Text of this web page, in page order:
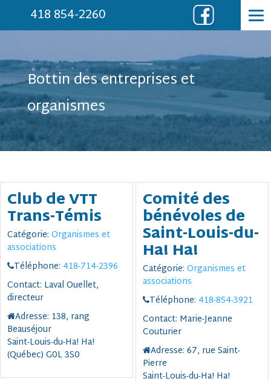
418 854-2260
Bottin des entreprises et
organismes
Club de VTT
Trans-Témis
Catégorie: Organismes et
associations
Téléphone: 418-714-2396
Contact: Laval Ouellet,
directeur
Adresse: 138, rang
Beauséjour
Saint-Louis-du-Ha! Ha!
(Québec) G0L 3S0
Comité des
bénévoles de
Saint-Louis-du-
Ha! Ha!
Catégorie: Organismes et
associations
Téléphone: 418-854-3921
Contact: Marie-Jeanne
Couturier
Adresse: 67, rue Saint-
Pierre
Saint-Louis-du-Ha! Ha!